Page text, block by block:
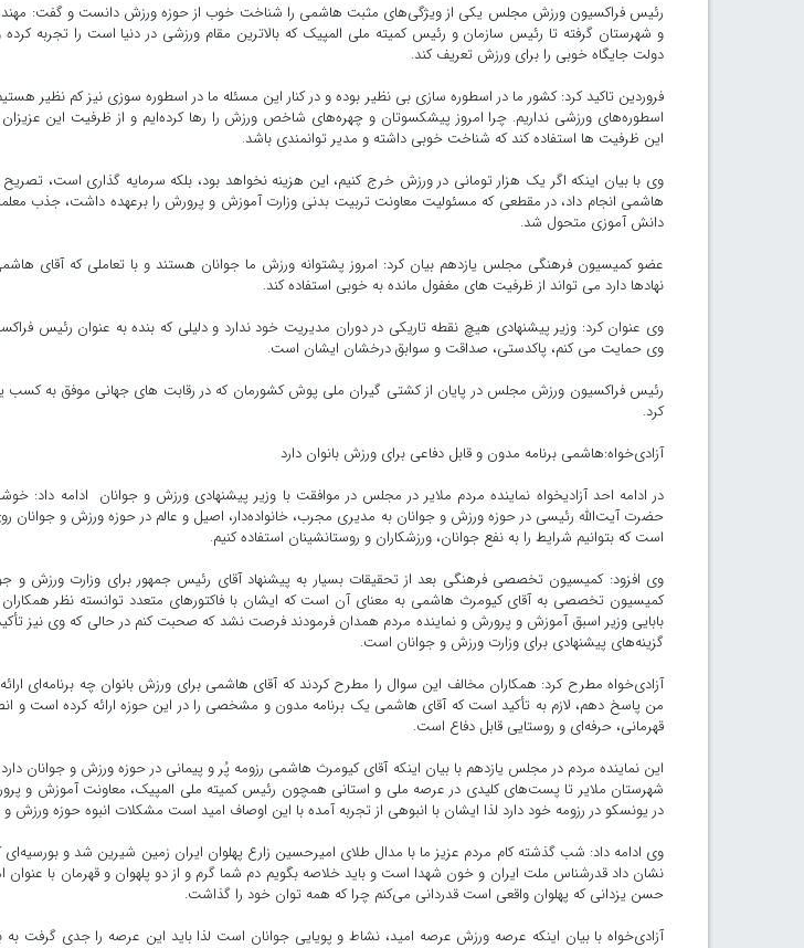
رئیس فراکسیون ورزش مجلس یکی از ویژگی‌های مثبت هاشمی را شناخت خوب از حوزه ورزش دانست و گفت: مهندس
و شهرستان گرفته تا رئیس سازمان و رئیس کمیته ملی المپیک که بالاترین مقام ورزشی در دنیا است را تجربه
دولت جایگاه خوبی را برای ورزش تعریف کند.
فروردین تاکید کرد: کشور ما در اسطوره سازی بی نظیر بوده و در کنار این مسئله ما در اسطوره سوزی نیز کم نظیر
اسطوره‌های ورزشی نداریم. چرا امروز پیشکسوتان و چهره‌های شاخص ورزش را رها کرده‌ایم و از ظرفیت این
این ظرفیت ها استفاده کند که شناخت خوبی داشته و مدیر توانمندی باشد.
وی با بیان اینکه اگر یک هزار تومانی در ورزش خرج کنیم، این هزینه نخواهد بود، بلکه سرمایه گذاری است، تصریح
هاشمی انجام داد، در مقطعی که مسئولیت معاونت تربیت بدنی وزارت آموزش و پرورش را برعهده داشت، جذب
دانش آموزی متحول شد.
عضو کمیسیون فرهنگی مجلس یازدهم بیان کرد: امروز پشتوانه ورزش ما جوانان هستند و با تعاملی که آقای
نهادها دارد می تواند از ظرفیت های مغفول مانده به خوبی استفاده کند.
وی عنوان کرد: وزیر پیشنهادی هیچ نقطه تاریکی در دوران مدیریت خود ندارد و دلیلی که بنده به عنوان رئیس
وی حمایت می کنم، پاکدستی، صداقت و سوابق درخشان ایشان است.
رئیس فراکسیون ورزش مجلس در پایان از کشتی گیران ملی پوش کشورمان که در رقابت های جهانی موفق به کسب
کرد.
آزادی‌خواه:هاشمی برنامه مدون و قابل دفاعی برای ورزش بانوان دارد
در ادامه احد آزادیخواه نماینده مردم ملایر در مجلس در موافقت با وزیر پیشنهادی ورزش و جوانان ادامه داد:
حضرت آیت‌الله رئیسی در حوزه ورزش و جوانان به مدیری مجرب، خانواده‌دار، اصیل و عالم در حوزه ورزش و جوانان
است که بتوانیم شرایط را به نفع جوانان، ورزشکاران و روستانشینان استفاده کنیم.
وی افزود: کمیسیون تخصصی فرهنگی بعد از تحقیقات بسیار به پیشنهاد آقای رئیس جمهور برای وزارت ورزش و
کمیسیون تخصصی به آقای کیومرث هاشمی به معنای آن است که ایشان با فاکتورهای متعدد توانسته نظر
بابایی وزیر اسبق آموزش و پرورش و نماینده مردم همدان فرمودند فرصت نشد که صحبت کنم در حالی که وی نیز
گزینه‌های پیشنهادی برای وزارت ورزش و جوانان است.
آزادی‌خواه مطرح کرد: همکاران مخالف این سوال را مطرح کردند که آقای هاشمی برای ورزش بانوان چه برنامه‌ای
من پاسخ دهم، لازم به تأکید است که آقای هاشمی یک برنامه مدون و مشخصی را در این حوزه ارائه کرده است و
قهرمانی، حرفه‌ای و روستایی قابل دفاع است.
این نماینده مردم در مجلس یازدهم با بیان اینکه آقای کیومرث هاشمی رزومه پُر و پیمانی در حوزه ورزش و جوانان
شهرستان ملایر تا پست‌های کلیدی در عرصه ملی و استانی همچون رئیس کمیته ملی المپیک، معاونت آموزش و
در یونسکو در رزومه خود دارد لذا ایشان با انبوهی از تجربه آمده با این اوصاف امید است مشکلات انبوه حوزه ورزش
وی ادامه داد: شب گذشته کام مردم عزیز ما با مدال طلای امیرحسین زارع پهلوان ایران زمین شیرین شد و بورسیه‌ای
نشان داد قدرشناس ملت ایران و خون شهدا است و باید خلاصه بگویم دم شما گرم و از دو پلهوان و قهرمان با عنوان
حسن یزدانی که پهلوان واقعی است قدردانی می‌کنم چرا که همه توان خود را گذاشت.
آزادی‌خواه با بیان اینکه عرصه ورزش عرصه امید، نشاط و پویایی جوانان است لذا باید این عرصه را جدی گرفت به